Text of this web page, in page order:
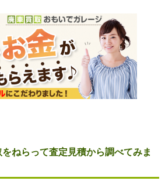
ねらって査定見積から調べてみま